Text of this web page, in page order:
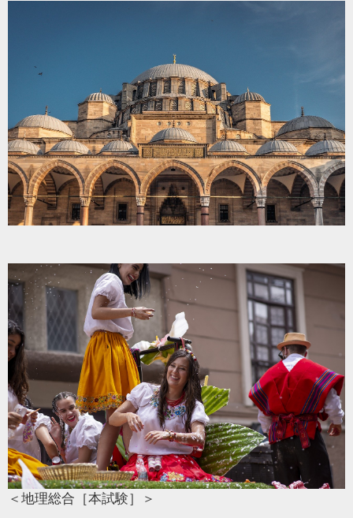
＜地理総合［本試験］＞